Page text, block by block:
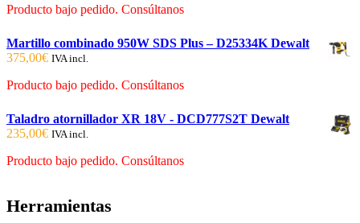
Producto bajo pedido. Consúltanos
Martillo combinado 950W SDS Plus – D25334K Dewalt
375,00€ IVA incl.
Producto bajo pedido. Consúltanos
Taladro atornillador XR 18V - DCD777S2T Dewalt
235,00€ IVA incl.
Producto bajo pedido. Consúltanos
Herramientas